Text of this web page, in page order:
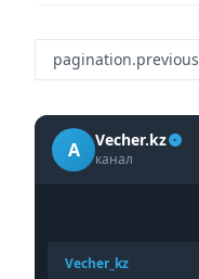
pagination.previous
A Vecher.kz
канал
Vecher_kz